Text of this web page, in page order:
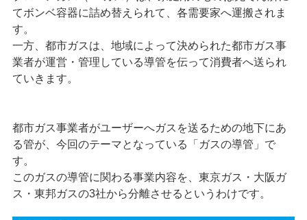
てボンベ容器に詰め替えられて、各需要家へ運搬されま
す。
一方、都市ガスは、地域によって決められた都市ガス事
業者が運営・管理している導管を伝って消費者へ送られ
ていきます。
都市ガス事業者がユーザーへガスを送るための地下にあ
る管が、今回のテーマとなっている「ガスの導管」で
す。
このガスの導管に関わる事業内容を、東京ガス・大阪ガ
ス・東邦ガスの3社から分離させるというわけです。